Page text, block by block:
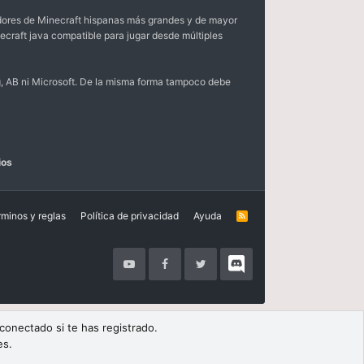
de Minecraft hispanas más grandes y de mayor
java compatible para jugar desde múltiples
ni Microsoft. De la misma forma tampoco debe
y reglas Política de privacidad Ayuda
R
si te has registrado.